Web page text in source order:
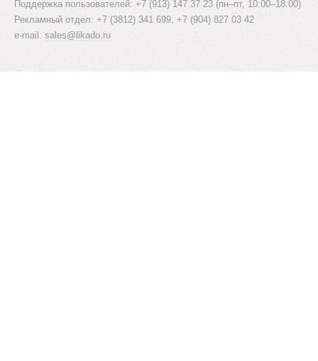
Поддержка пользователей: +7 (913) 147 37 23 (пн–пт, 10:00–18:00)
Рекламный отдел: +7 (3812) 341 699, +7 (904) 827 03 42
e-mail: sales@likado.ru